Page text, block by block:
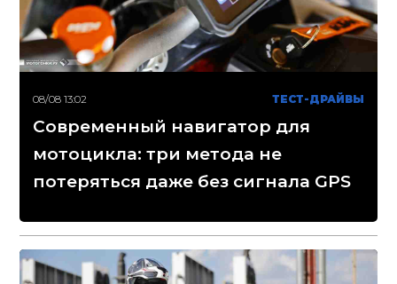
08/08 13:02 ТЕСТ-ДРАЙВЫ
Современный навигатор для
мотоцикла: три метода не
потеряться даже без сигнала GPS